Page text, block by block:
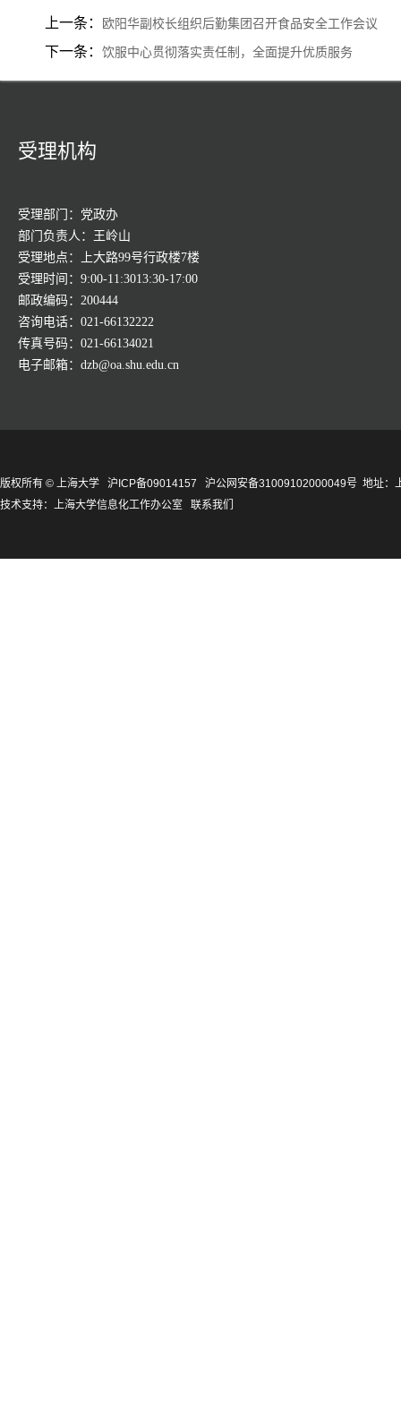
上一条： 欧阳华副校长组织后勤集团召开食品安全工作会议
下一条： 饮服中心贯彻落实责任制，全面提升优质服务
受理机构
受理部门：党政办
部门负责人：王岭山
受理地点：上大路99号行政楼7楼
受理时间：9:00-11:3013:30-17:00
邮政编码：200444
咨询电话：021-66132222
传真号码：021-66134021
电子邮箱：dzb@oa.shu.edu.cn
版权所有 © 上海大学 沪ICP备09014157 沪公网安备31009102000049号 地址：
技术支持： 上海大学信息化工作办公室 联系我们